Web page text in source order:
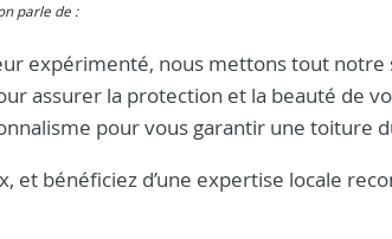
parle de :
expérimenté, nous mettons tout
assurer la protection et la beauté de
pour vous garantir une toiture
et bénéficiez d’une expertise locale